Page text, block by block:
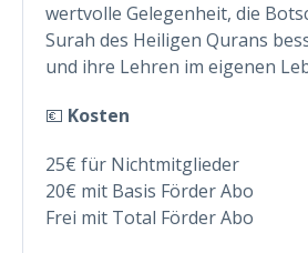
wertvolle Gelegenheit, die
Surah des Heiligen Qurans
und ihre Lehren im eigenen
💶 Kosten
25€ für Nichtmitglieder
20€ mit Basis Förder Abo
Frei mit Total Förder Abo